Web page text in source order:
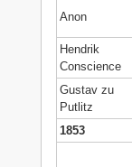
Anon
Hendrik
Conscience
Gustav zu
Putlitz
1853